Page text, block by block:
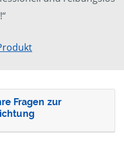
Fragen zur